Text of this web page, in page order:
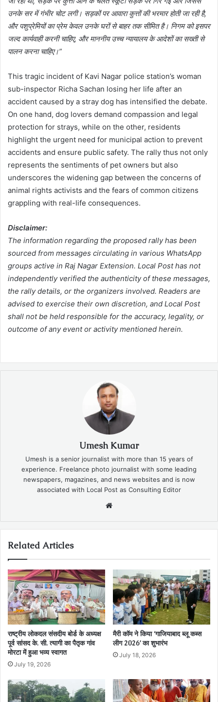
उनके सर में गंभीर चोट लगी। सड़कों पर आवारा कुत्तों की भरमार होती जा रही है,
और पशुप्रेमियों का प्रेम केवल उनके घरों से बाहर तक सीमित है। निगम को इसपर
जल्द कार्यवाही करनी चाहिए, और माननीय उच्च न्यायालय के आदेशों का सख्ती से
पालन करना चाहिए।”
This tragic incident of Kavi Nagar police station’s woman
sub-inspector Richa Sachan losing her life after an
accident caused by a stray dog has intensified the debate.
On one hand, dog lovers demand compassion and legal
protection for strays, while on the other, residents
highlight the urgent need for municipal action to prevent
accidents and ensure public safety. The rally thus not only
represents the sentiments of pet owners but also
underscores the widening gap between the concerns of
animal rights activists and the fears of common citizens
grappling with real-life consequences.
Disclaimer:
The information regarding the proposed rally has been
sourced from messages circulating in various WhatsApp
groups active in Raj Nagar Extension. Local Post has not
independently verified the authenticity of these messages,
the rally details, or the organizers involved. Readers are
advised to exercise their own discretion, and Local Post
shall not be held responsible for the accuracy, legality, or
outcome of any event or activity mentioned herein.
Umesh Kumar
Umesh is a senior journalist with more than 15 years of
experience. Freelance photo journalist with some leading
newspapers, magazines, and news websites and is now
associated with Local Post as Consulting Editor
Related Articles
राष्ट्रीय लोकदल संसदीय बोर्ड के अध्यक्ष
पूर्व सांसद के. सी. त्यागी का पैतृक गांव
मोरटा में हुआ भव्य स्वागत
July 19, 2026
मैरी कॉम ने किया ‘गाजियाबाद ब्लू कब्स
लीग 2026’ का शुभारंभ
July 18, 2026